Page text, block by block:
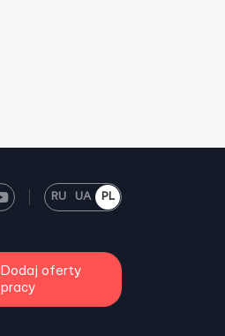
RU UA PL
Dodaj oferty
pracy